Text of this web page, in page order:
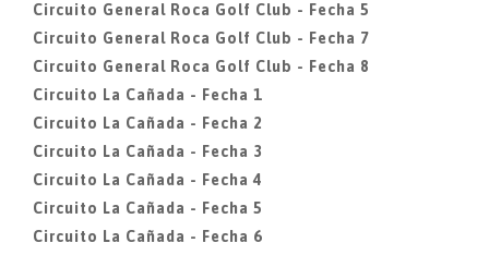
Circuito General Roca Golf Club - Fecha 5
Circuito General Roca Golf Club - Fecha 7
Circuito General Roca Golf Club - Fecha 8
Circuito La Cañada - Fecha 1
Circuito La Cañada - Fecha 2
Circuito La Cañada - Fecha 3
Circuito La Cañada - Fecha 4
Circuito La Cañada - Fecha 5
Circuito La Cañada - Fecha 6